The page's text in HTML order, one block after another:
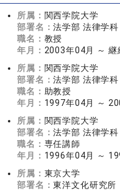
所属： 関西学院大学
部署名：法学部 法律学科
職名： 教授
年月： 2003年04月 ～ 継
所属： 関西学院大学
部署名：法学部 法律学科
職名： 助教授
年月： 1997年04月 ～
所属： 関西学院大学
部署名：法学部 法律学科
職名： 専任講師
年月： 1996年04月 ～
所属： 東京大学
部署名：東洋文化研究所